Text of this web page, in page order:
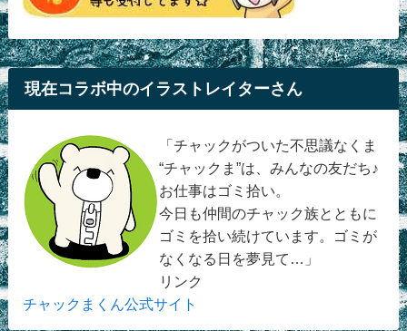
現在コラボ中のイラストレイターさん
「チャックがついた不思議なくま
“チャックま”は、みんなの友だち♪
お仕事はゴミ拾い。
今日も仲間のチャック族とともに
ゴミを拾い続けています。ゴミが
なくなる日を夢見て…」
リンク
チャックまくん公式サイト